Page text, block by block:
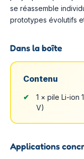
se réassemble
prototypes évolutifs
Dans la boîte
Contenu
1 × pile Li-ion
V)
Applications